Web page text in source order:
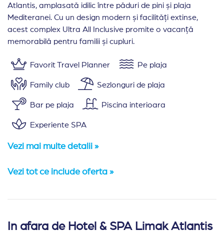
Atlantis, amplasată idilic între păduri de pini și plaja
Mediteranei. Cu un design modern și facilități extinse,
acest complex Ultra All Inclusive promite o vacanță
memorabilă pentru familii și cupluri.
Favorit Travel Planner Pe plaja
Family club Sezlonguri de plaja
Bar pe plaja Piscina interioara
Experiente SPA
Vezi mai multe detalii »
Vezi tot ce include oferta »
Camere:Hotelul are in componenta sa 375 de
In afara de Hotel & SPA Limak Atlantis